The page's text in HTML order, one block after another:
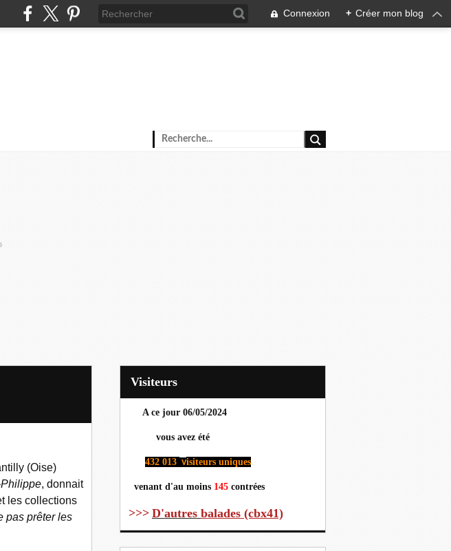
Connexion + Créer mon blog
(Oise)
, donnait
les collections
pas prêter les
Visiteurs
A ce jour 06/05/2024
vous avez été
432 013 visiteurs uniques
venant d'au moins 145 contrées
>>> D'autres balades (cbx41)